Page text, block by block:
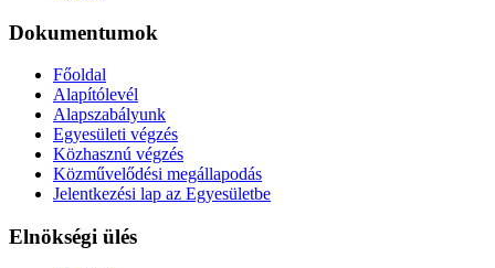
Dokumentumok
Főoldal
Alapítólevél
Alapszabályunk
Egyesületi végzés
Közhasznú végzés
Közművelődési megállapodás
Jelentkezési lap az Egyesületbe
Elnökségi ülés